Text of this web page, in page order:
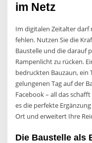
im Netz
Im digitalen Zeitalter
fehlen. Nutzen Sie die
Baustelle und die darauf
Rampenlicht zu rücken.
bedruckten Bauzaun, ein
gelungenen Tag auf der
Facebook – all das
es die perfekte
Ort und erweitert Ihre
Die Baustelle als